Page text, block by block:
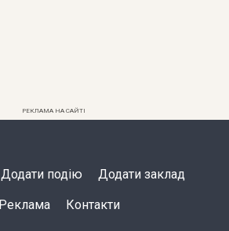
РЕКЛАМА НА САЙТІ
Додати подію Додати заклад
Реклама Контакти